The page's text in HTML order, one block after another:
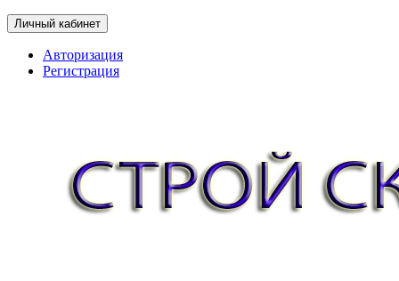
Личный кабинет
Авторизация
Регистрация